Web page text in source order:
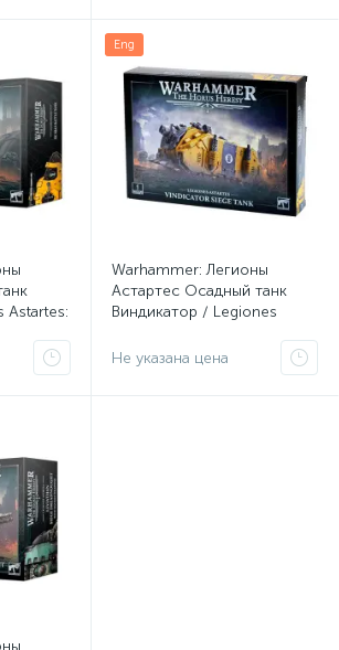
Astartes:
Eng
Warhammer: Легионы
Астартес Осадный танк
Виндикатор / Legiones
Tank (арт. 31-61)
Не указана цена